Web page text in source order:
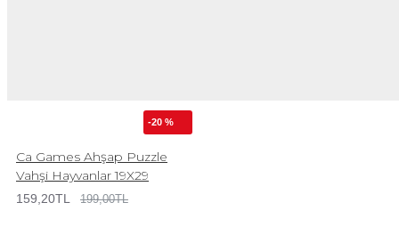
-20 %
Ca Games Ahşap Puzzle
Vahşi Hayvanlar 19X29
159,20TL 199,00TL